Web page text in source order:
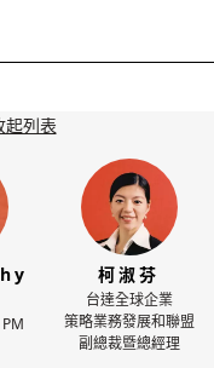
起列表
柯淑芬
台達全球企業
策略業務發展和聯盟
副總裁暨總經理